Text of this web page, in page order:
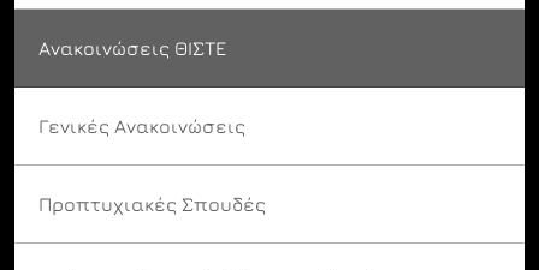
Ανακοινώσεις ΘΙΣΤΕ
Γενικές Ανακοινώσεις
Προπτυχιακές Σπουδές